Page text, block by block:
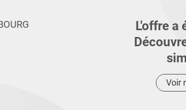
L'offre a
Voir